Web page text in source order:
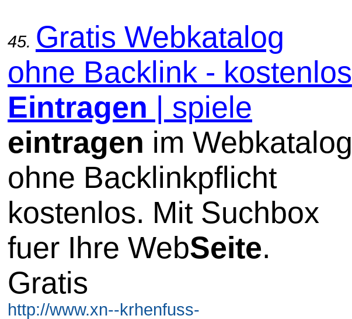
45. Gratis Webkatalog
ohne Backlink - kostenlos
Eintragen | spiele
eintragen im Webkatalog
ohne Backlinkpflicht
kostenlos. Mit Suchbox
fuer Ihre WebSeite.
Gratis
http://www.xn--krhenfuss-